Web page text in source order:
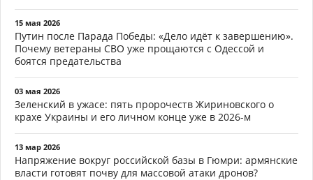
15 мая 2026
Путин после Парада Победы: «Дело идёт к завершению».
Почему ветераны СВО уже прощаются с Одессой и
боятся предательства
03 мая 2026
Зеленский в ужасе: пять пророчеств Жириновского о
крахе Украины и его личном конце уже в 2026-м
13 мар 2026
Напряжение вокруг российской базы в Гюмри: армянские
власти готовят почву для массовой атаки дронов?